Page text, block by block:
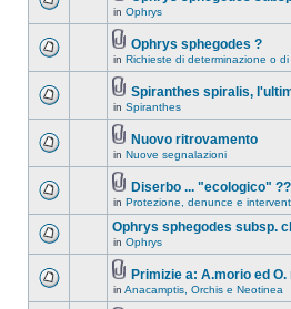
in Ophrys
Ophrys sphegodes ?
in Richieste di determinazione o di
Spiranthes spiralis,
in Spiranthes
Nuovo ritrovamento
in Nuove segnalazioni
Diserbo ... "ecologico"
in Protezione, denunce e
Ophrys sphegodes subsp.
in Ophrys
Primizie a: A.morio ed
in Anacamptis, Orchis e Neotinea